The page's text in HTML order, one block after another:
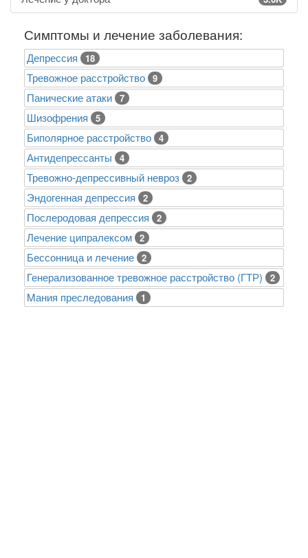
Симптомы и лечение заболевания:
Депрессия 18
Тревожное расстройство 9
Панические атаки 7
Шизофрения 5
Биполярное расстройство 4
Антидепрессанты 4
Тревожно-депрессивный невроз 2
Эндогенная депрессия 2
Послеродовая депрессия 2
Лечение ципралексом 2
Бессонница и лечение 2
Генерализованное тревожное расстройство (ГТР) 2
Mания преследования 1